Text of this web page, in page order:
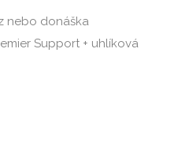
nebo donáška
Support + uhlíková